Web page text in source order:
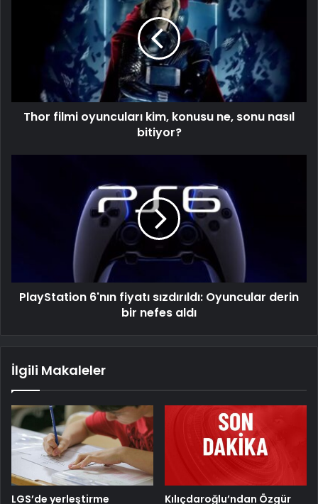
Thor filmi oyuncuları kim, konusu ne, sonu nasıl
bitiyor?
PlayStation 6'nın fiyatı sızdırıldı: Oyuncular derin
bir nefes aldı
İlgili Makaleler
LGS’de yerleştirme Kılıçdaroğlu’ndan Özgür